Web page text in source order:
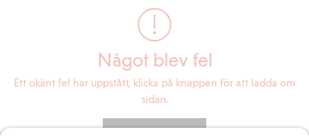
Något blev fel
Ett okänt fel har uppstått, klicka på knappen för att ladda om
sidan.